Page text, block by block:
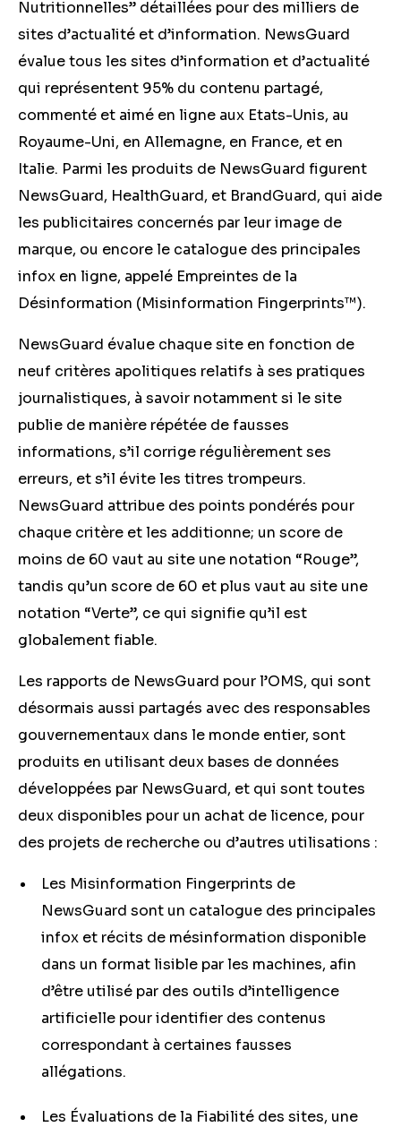
Nutritionnelles” détaillées pour des milliers de
sites d’actualité et d’information. NewsGuard
évalue tous les sites d’information et d’actualité
qui représentent 95% du contenu partagé,
commenté et aimé en ligne aux Etats-Unis, au
Royaume-Uni, en Allemagne, en France, et en
Italie. Parmi les produits de NewsGuard figurent
NewsGuard, HealthGuard, et BrandGuard, qui aide
les publicitaires concernés par leur image de
marque, ou encore le catalogue des principales
infox en ligne, appelé Empreintes de la
Désinformation (Misinformation Fingerprints™).
NewsGuard évalue chaque site en fonction de
neuf critères apolitiques relatifs à ses pratiques
journalistiques, à savoir notamment si le site
publie de manière répétée de fausses
informations, s’il corrige régulièrement ses
erreurs, et s’il évite les titres trompeurs.
NewsGuard attribue des points pondérés pour
chaque critère et les additionne; un score de
moins de 60 vaut au site une notation “Rouge”,
tandis qu’un score de 60 et plus vaut au site une
notation “Verte”, ce qui signifie qu’il est
globalement fiable.
Les rapports de NewsGuard pour l’OMS, qui sont
désormais aussi partagés avec des responsables
gouvernementaux dans le monde entier, sont
produits en utilisant deux bases de données
développées par NewsGuard, et qui sont toutes
deux disponibles pour un achat de licence, pour
des projets de recherche ou d’autres utilisations :
Les Misinformation Fingerprints de
NewsGuard sont un catalogue des principales
infox et récits de mésinformation disponible
dans un format lisible par les machines, afin
d’être utilisé par des outils d’intelligence
artificielle pour identifier des contenus
correspondant à certaines fausses
allégations.
Les Évaluations de la Fiabilité des sites, une